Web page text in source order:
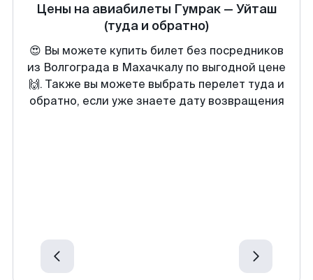
Цены на авиабилеты Гумрак— Уйташ
(туда и обратно)
😍 Вы можете купить билет без посредников
из Волгограда в Махачкалу по выгодной цене
🙌. Также вы можете выбрать перелет туда и
обратно, если уже знаете дату возвращения